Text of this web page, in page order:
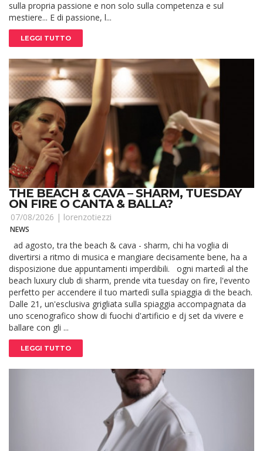
sulla propria passione e non solo sulla competenza e sul
mestiere... E di passione, l...
LEGGI TUTTO
THE BEACH & CAVA – SHARM, TUESDAY
ON FIRE O CANTA & BALLA?
07/08/2026 | lorenzotiezzi
NEWS
ad agosto, tra the beach & cava - sharm, chi ha voglia di
divertirsi a ritmo di musica e mangiare decisamente bene, ha a
disposizione due appuntamenti imperdibili. ogni martedì al the
beach luxury club di sharm, prende vita tuesday on fire, l'evento
perfetto per accendere il tuo martedì sulla spiaggia di the beach.
Dalle 21, un'esclusiva grigliata sulla spiaggia accompagnata da
uno scenografico show di fuochi d'artificio e dj set da vivere e
ballare con gli ...
LEGGI TUTTO